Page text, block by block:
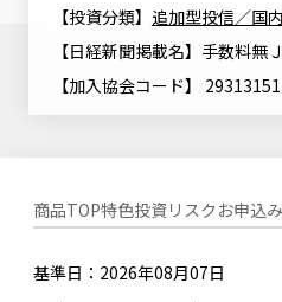
海外休日カレンダー
投資信託新商品のご案内
投資信託償還商品のご案内
有価証券届出書の効力の発生の
こだわりのインデックスファンド
ファンドレポート
Nダイレクト
Goal Navi
NAMシティ
サステナビリティ経営
SDGsとは？
ニッセイアセットについてTOP
受賞歴
方針・その他開示情報
最新情報
【投資分類】 追加型投信／国
【日経新聞掲載名】手数料無
【加入協会コード】 29313151
商品TOP特色投資リスク お申込
基準日：2026年08月07日